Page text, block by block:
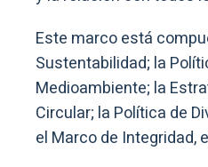
Este marco está
Sustentabilidad; la
Medioambiente; la
Circular; la Política de
el Marco de Integridad,